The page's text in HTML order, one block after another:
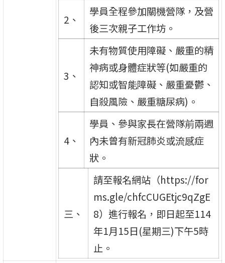
2、
學員全程參加關機營隊，及營
後三次親子工作坊。
3、
未有物質使用障礙、嚴重的精
神病或身體症狀等(如嚴重的
認知或智能障礙、嚴重憂鬱、
自殺風險、嚴重糖尿病)。
4、
學員、參與家長在營隊前兩週
內未曾有新冠肺炎或流感症
狀。
三、
請至報名網站（https://for
ms.gle/chfcCUGEtjc9qZgE
8）進行報名，即日起至114
年1月15日(星期三)下午5時
止。